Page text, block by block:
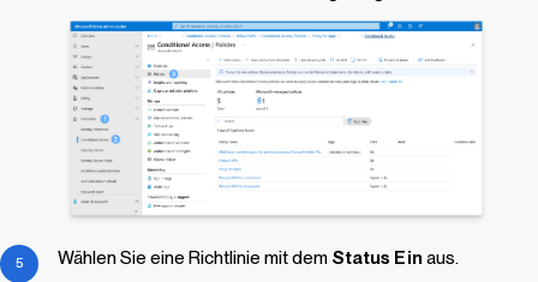
Wählen Sie eine Richtlinie mit dem Status Einaus.